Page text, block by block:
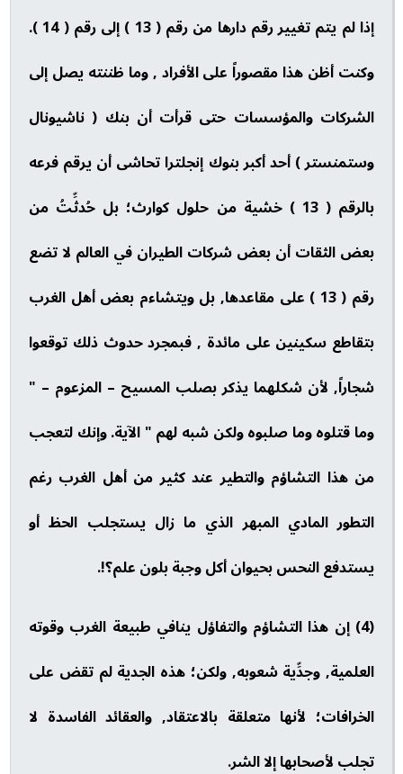
إذا لم يتم تغيير رقم دارها من رقم ( 13 ) إلى رقم ( 14 ).
وكنت أظن هذا مقصوراً على الأفراد , وما ظننته يصل إلى
الشركات والمؤسسات حتى قرأت أن بنك ( ناشيونال
وستمنستر ) أحد أكبر بنوك إنجلترا تحاشى أن يرقم فرعه
بالرقم ( 13 ) خشية من حلول كوارث؛ بل حُدثِّتُ من
بعض الثقات أن بعض شركات الطيران في العالم لا تضع
رقم ( 13 ) على مقاعدها, بل ويتشاءم بعض أهل الغرب
بتقاطع سكينين على مائدة , فبمجرد حدوث ذلك توقعوا
شجاراً, لأن شكلهما يذكر بصلب المسيح – المزعوم – "
وما قتلوه وما صلبوه ولكن شبه لهم " الآية. وإنك لتعجب
من هذا التشاؤم والتطير عند كثير من أهل الغرب رغم
التطور المادي المبهر الذي ما زال يستجلب الحظ أو
يستدفع النحس بحيوان أكل وجبة بلون علم؟!.
(4) إن هذا التشاؤم والتفاؤل ينافي طبيعة الغرب وقوته
العلمية, وجدِّية شعوبه, ولكن؛ هذه الجدية لم تقض على
الخرافات؛ لأنها متعلقة بالاعتقاد, والعقائد الفاسدة لا
تجلب لأصحابها إلا الشر.